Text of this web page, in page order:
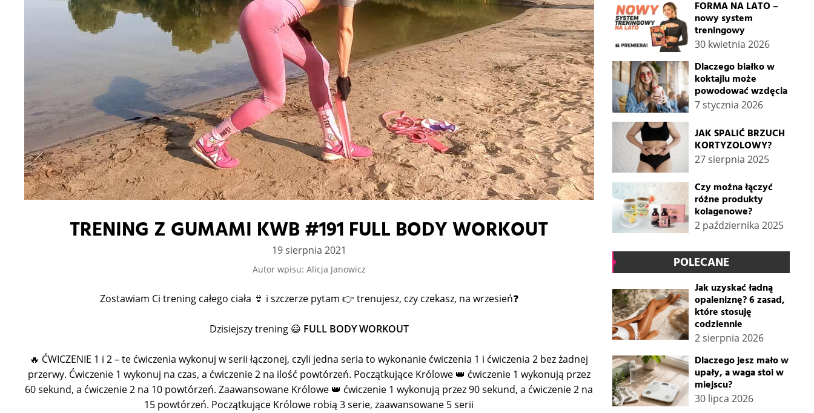
TRENING Z GUMAMI KWB #191 FULL BODY WORKOUT
19 sierpnia 2021
Autor wpisu: Alicja Janowicz
Zostawiam Ci trening całego ciała 👙 i szczerze pytam 👉 trenujesz, czy czekasz, na wrzesień❓
Dzisiejszy trening 😃 FULL BODY WORKOUT
🔥 ĆWICZENIE 1 i 2 – te ćwiczenia wykonuj w serii łączonej, czyli jedna seria to wykonanie ćwiczenia 1 i ćwiczenia 2 bez żadnej
przerwy. Ćwiczenie 1 wykonuj na czas, a ćwiczenie 2 na ilość powtórzeń. Początkujące Królowe 👑 ćwiczenie 1 wykonują przez
60 sekund, a ćwiczenie 2 na 10 powtórzeń. Zaawansowane Królowe 👑 ćwiczenie 1 wykonują przez 90 sekund, a ćwiczenie 2 na
15 powtórzeń. Początkujące Królowe robią 3 serie, zaawansowane 5 serii
FORMA NA LATO –
nowy system
treningowy
30 kwietnia 2026
Dlaczego białko w
koktajlu może
powodować wzdęcia
7 stycznia 2026
JAK SPALIĆ BRZUCH
KORTYZOLOWY?
27 sierpnia 2025
Czy można łączyć
różne produkty
kolagenowe?
2 października 2025
POLECANE
Jak uzyskać ładną
opaleniznę? 6 zasad,
które stosuję
codziennie
2 sierpnia 2026
Dlaczego jesz mało w
upały, a waga stoi w
miejscu?
30 lipca 2026